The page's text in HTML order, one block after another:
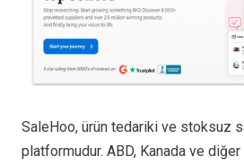
SaleHoo, ürün tedariki ve stoksuz
platformudur. ABD, Kanada ve